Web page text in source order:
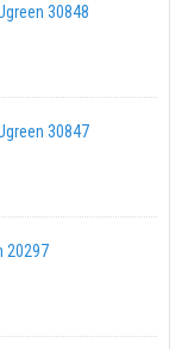
30848
30847
20297